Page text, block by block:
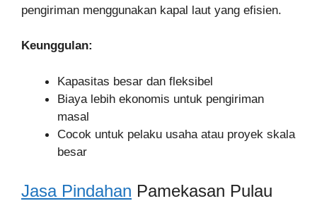
pengiriman menggunakan kapal laut yang efisien.
Keunggulan:
Kapasitas besar dan fleksibel
Biaya lebih ekonomis untuk pengiriman
masal
Cocok untuk pelaku usaha atau proyek skala
besar
Jasa Pindahan Pamekasan Pulau